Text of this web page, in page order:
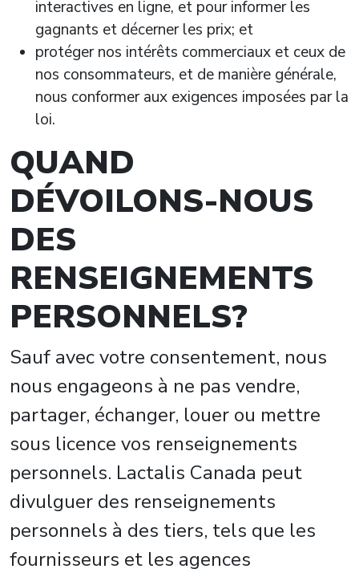
interactives en ligne, et pour informer les
gagnants et décerner les prix; et
protéger nos intérêts commerciaux et ceux de
nos consommateurs, et de manière générale,
nous conformer aux exigences imposées par la
loi.
QUAND
DÉVOILONS-NOUS
DES
RENSEIGNEMENTS
PERSONNELS?
Sauf avec votre consentement, nous
nous engageons à ne pas vendre,
partager, échanger, louer ou mettre
sous licence vos renseignements
personnels. Lactalis Canada peut
divulguer des renseignements
personnels à des tiers, tels que les
fournisseurs et les agences